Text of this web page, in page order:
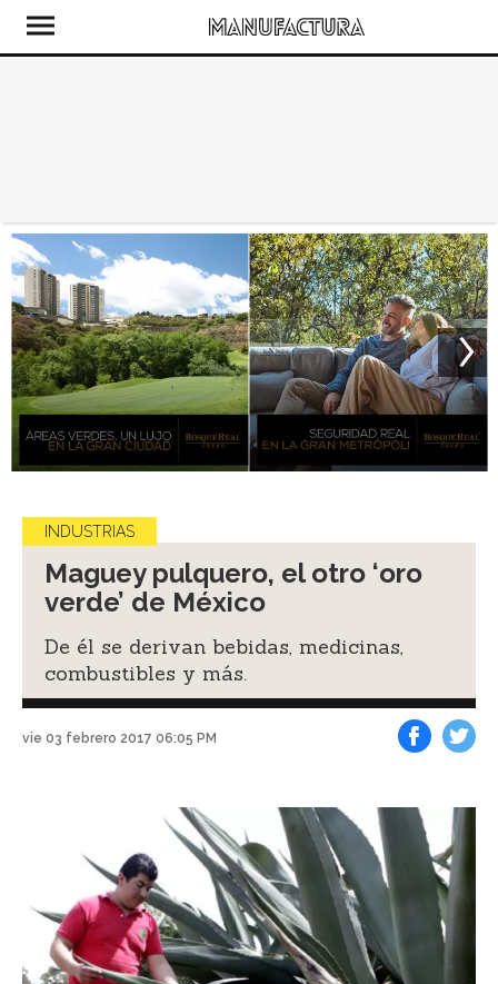
INDUSTRIAS
Maguey pulquero, el otro ‘oro
verde’ de México
De él se derivan bebidas, medicinas,
combustibles y más.
vie 03 febrero 2017 06:05 PM